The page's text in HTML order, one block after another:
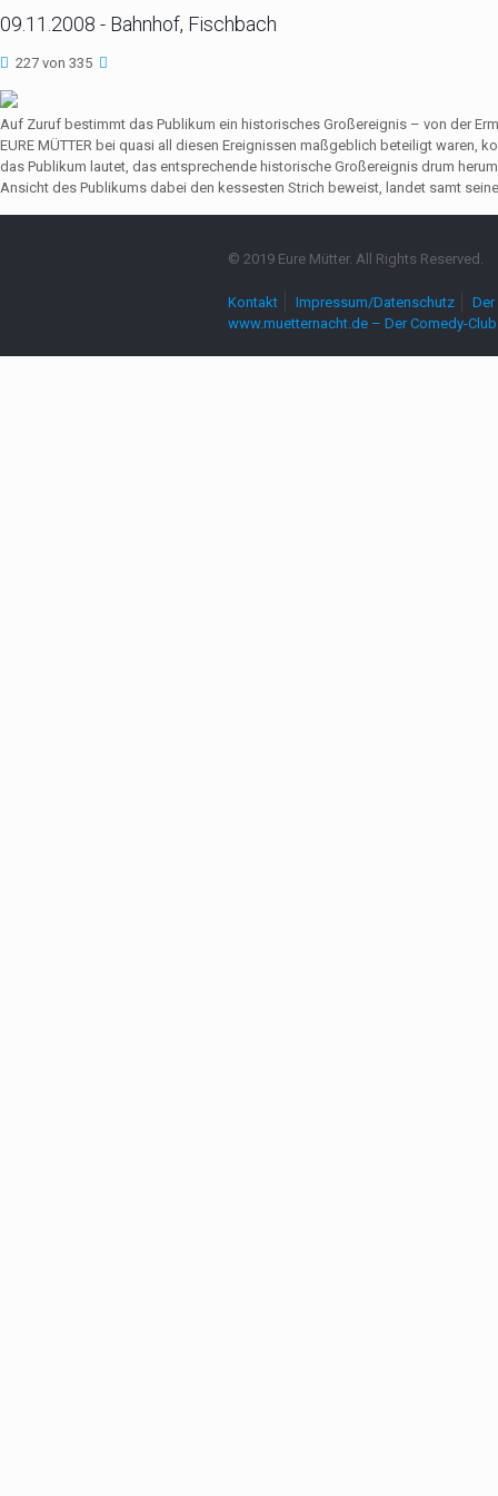
09.11.2008 - Bahnhof, Fischbach
227 von 335
Auf Zuruf bestimmt das Publikum ein historisches Großereignis – von der
EURE MÜTTER bei quasi all diesen Ereignissen maßgeblich beteiligt waren,
das Publikum lautet, das entsprechende historische Großereignis drum
Ansicht des Publikums dabei den kessesten Strich beweist, landet samt
© 2019 Eure Mütter. All Rights Reserved.
Kontakt Impressum/Datenschutz
www.muetternacht.de – Der Comedy-Club